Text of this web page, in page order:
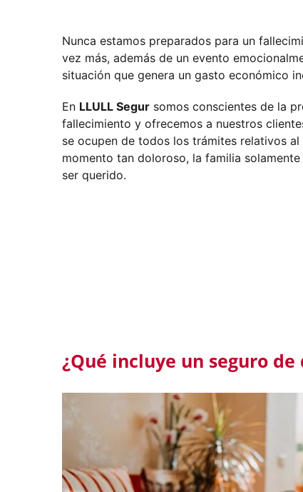
Nunca estamos preparados para un
vez más, además de un evento
situación que genera un gasto económico
En LLULL Segursomos conscientes de la
fallecimiento y ofrecemos a nuestros
se ocupen de todos los trámites relativos al
momento tan doloroso, la familia
ser querido.
¿Qué incluye un seguro de